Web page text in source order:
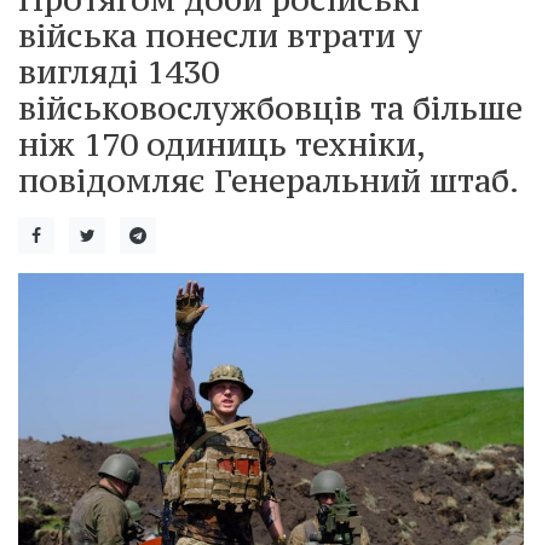
війська понесли втрати у
вигляді 1430
військовослужбовців та більше
ніж 170 одиниць техніки,
повідомляє Генеральний штаб.